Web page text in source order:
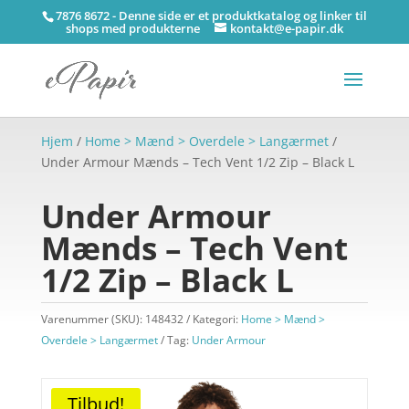
7876 8672 - Denne side er et produktkatalog og linker til
shops med produkterne kontakt@e-papir.dk
Hjem / Home > Mænd > Overdele > Langærmet/
Under Armour Mænds – Tech Vent 1/2 Zip – Black L
Under Armour
Mænds – Tech Vent
1/2 Zip – Black L
Varenummer (SKU): 148432 Kategori: Home > Mænd >
Overdele > Langærmet
Tag: Under Armour
Tilbud!